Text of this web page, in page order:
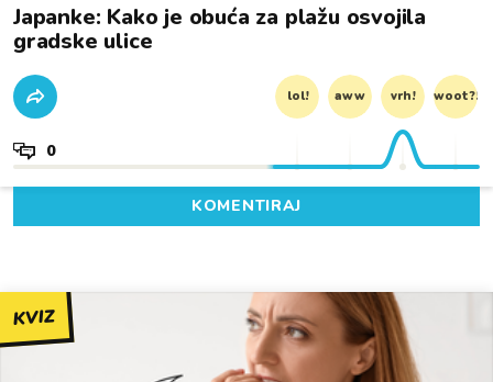
Japanke: Kako je obuća za plažu osvojila
gradske ulice
lol! aww vrh! woot?!
0
KOMENTIRAJ
KVIZ